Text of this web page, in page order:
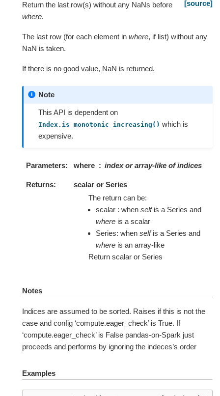
[source]
Return the last row(s) without any NaNs before
where.
The last row (for each element in where, if list) without any
NaN is taken.
If there is no good value, NaN is returned.
Note
This API is dependent on
Index.is_monotonic_increasing() which is
expensive.
Parameters where index or array-like of indices
Returns
scalar or Series
The return can be:
scalar : when selfis a Series and
where is a scalar
Series: when selfis a Series and
where is an array-like
Return scalar or Series
Notes
Indices are assumed to be sorted. Raises if this is not the
case and config ‘compute.eager_check’ is True. If
‘compute.eager_check’ is False pandas-on-Spark just
proceeds and performs by ignoring the indeces’s order
Examples